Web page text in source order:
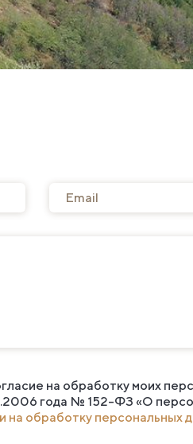
на обработку моих
года № 152-ФЗ «О
на обработку персональных